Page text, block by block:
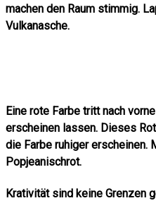
machen den Raum stimmig.
Vulkanasche.
Eine rote Farbe tritt nach
erscheinen lassen. Dieses
die Farbe ruhiger erscheinen.
Popjeanischrot.
Krativität sind keine Grenzen